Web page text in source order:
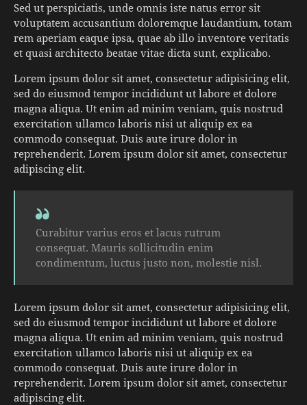
Sed ut perspiciatis, unde omnis iste natus error sit
voluptatem accusantium doloremque laudantium, totam
rem aperiam eaque ipsa, quae ab illo inventore veritatis
et quasi architecto beatae vitae dicta sunt, explicabo.
Lorem ipsum dolor sit amet, consectetur adipisicing elit,
sed do eiusmod tempor incididunt ut labore et dolore
magna aliqua. Ut enim ad minim veniam, quis nostrud
exercitation ullamco laboris nisi ut aliquip ex ea
commodo consequat. Duis aute irure dolor in
reprehenderit. Lorem ipsum dolor sit amet, consectetur
adipiscing elit.
Curabitur varius eros et lacus rutrum
consequat. Mauris sollicitudin enim
condimentum, luctus justo non, molestie nisl.
Lorem ipsum dolor sit amet, consectetur adipisicing elit,
sed do eiusmod tempor incididunt ut labore et dolore
magna aliqua. Ut enim ad minim veniam, quis nostrud
exercitation ullamco laboris nisi ut aliquip ex ea
commodo consequat. Duis aute irure dolor in
reprehenderit. Lorem ipsum dolor sit amet, consectetur
adipiscing elit.